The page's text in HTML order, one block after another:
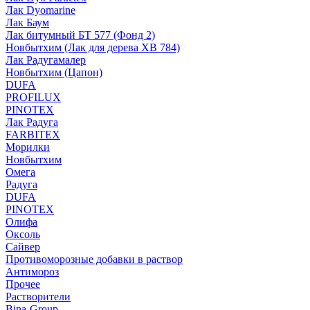
Лак Dyomarine
Лак Баум
Лак битумный БТ 577 (Фонд 2)
Новбытхим (Лак для дерева ХВ 784)
Лак Радугамалер
Новбытхим (Цапон)
DUFA
PROFILUX
PINOTEX
Лак Радуга
FARBITEX
Морилки
Новбытхим
Омега
Радуга
DUFA
PINOTEX
Олифа
Оксоль
Сайвер
Противоморозные добавки в раствор
Антимороз
Прочее
Растворители